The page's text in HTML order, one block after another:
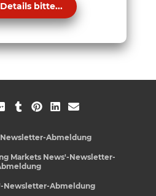
bitte...
Abmeldung
Markets News'-Newsletter-
Newsletter-Abmeldung